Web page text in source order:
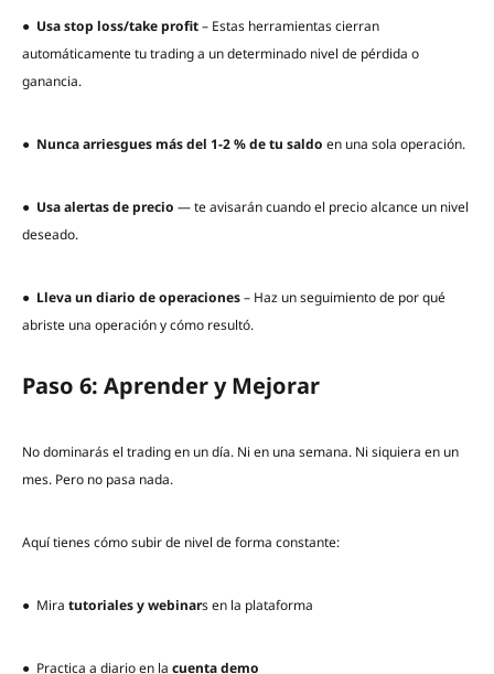
● Usa stop loss/take profit– Estas herramientas cierran
automáticamente tu trading a un determinado nivel de pérdida o
ganancia.
● Nunca arriesgues más del 1-2 % de tu saldo en una sola operación.
● Usa alertas de precio — te avisarán cuando el precio alcance un nivel
deseado.
● Lleva un diario de operaciones– Haz un seguimiento de por qué
abriste una operación y cómo resultó.
Paso 6: Aprender y Mejorar
No dominarás el trading en un día. Ni en una semana. Ni siquiera en un
mes. Pero no pasa nada.
Aquí tienes cómo subir de nivel de forma constante:
● Mira tutoriales y webinars en la plataforma
● Practica a diario en la cuenta demo